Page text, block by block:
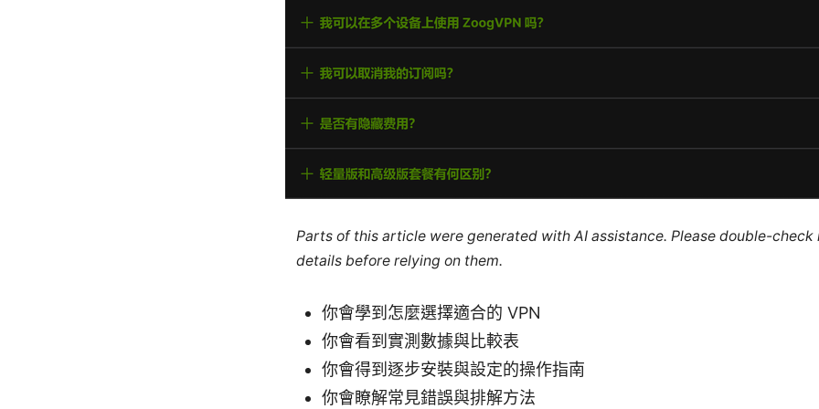
Parts of this article were generated with AI assistance. Please double-
details before relying on them.
你會學到怎麼選擇適合的 VPN
你會看到實測數據與比較表
你會得到逐步安裝與設定的操作指南
你會瞭解常見錯誤與排解方法